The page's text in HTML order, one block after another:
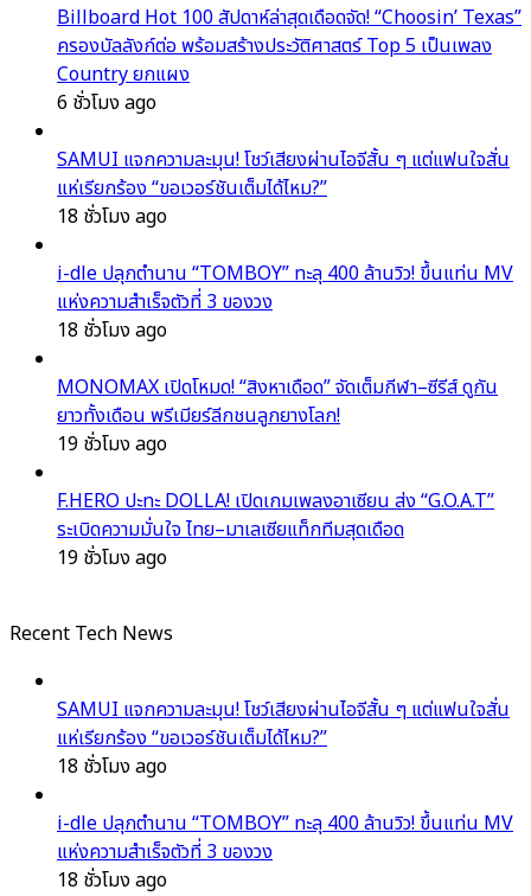
Billboard Hot 100 สัปดาห์ล่าสุดเดือดจัด! “Choosin’ Texas”
ครองบัลลังก์ต่อ พร้อมสร้างประวัติศาสตร์ Top 5 เป็นเพลง
Country ยกแผง
6 ชั่วโมง ago
SAMUI แจกความละมุน! โชว์เสียงผ่านไอจีสั้น ๆ แต่แฟนใจสั่น
แห่เรียกร้อง “ขอเวอร์ชันเต็มได้ไหม?”
18 ชั่วโมง ago
i-dle ปลุกตำนาน “TOMBOY” ทะลุ 400 ล้านวิว! ขึ้นแท่น MV
แห่งความสำเร็จตัวที่ 3 ของวง
18 ชั่วโมง ago
MONOMAX เปิดโหมด! “สิงหาเดือด” จัดเต็มกีฬา–ซีรีส์ ดูกัน
ยาวทั้งเดือน พรีเมียร์ลีกชนลูกยางโลก!
19 ชั่วโมง ago
F.HERO ปะทะ DOLLA! เปิดเกมเพลงอาเซียน ส่ง “G.O.A.T”
ระเบิดความมั่นใจ ไทย–มาเลเซียแท็กทีมสุดเดือด
19 ชั่วโมง ago
Recent Tech News
SAMUI แจกความละมุน! โชว์เสียงผ่านไอจีสั้น ๆ แต่แฟนใจสั่น
แห่เรียกร้อง “ขอเวอร์ชันเต็มได้ไหม?”
18 ชั่วโมง ago
i-dle ปลุกตำนาน “TOMBOY” ทะลุ 400 ล้านวิว! ขึ้นแท่น MV
แห่งความสำเร็จตัวที่ 3 ของวง
18 ชั่วโมง ago